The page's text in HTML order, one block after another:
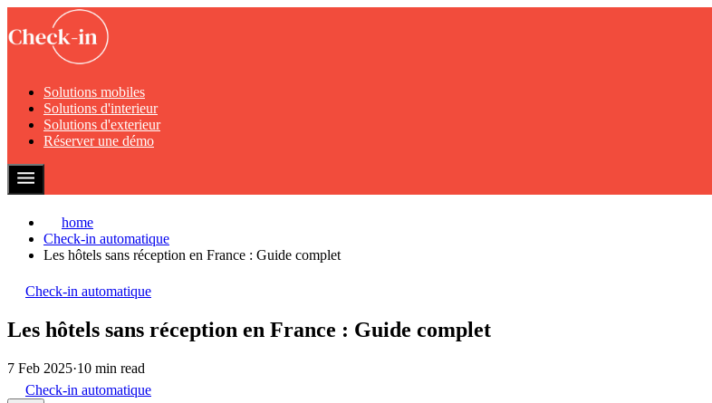
Solutions mobiles
Solutions d'interieur
Solutions d'exterieur
Réserver une démo
home
Check-in automatique
Les hôtels sans réception en France : Guide complet
Check-in automatique
Les hôtels sans réception en France : Guide complet
7 Feb 2025·10 min read
Check-in automatique